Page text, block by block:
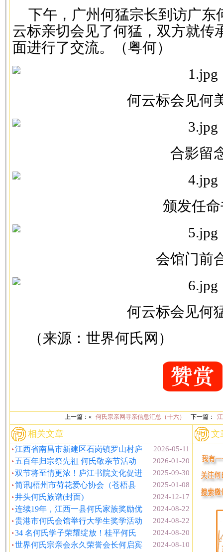
下午，广州何猛宗长到访广东
云标亲切会见了何猛，双方就传
面进行了交流。（粤何）
何云标会见何
合影留
颁发任
会馆门前
何云标会见何
​（来源：世界何氏网）
上一篇：« 何氏宗亲网寻亲信息汇总（十六） 下一篇：
相关文章
2026-05-11
江西省南昌市新建区石岗镇罗山村庐
2026-01-20
五百年归宗祭先祖 何氏敬亲节活动
2025-09-30
双节将至情更浓！庐江书院文化促进
2025-01-08
简讯|梧州市荷花爱心协会（苍梧县
2024-12-17
井头何氏族谱(封面)
2024-08-22
连续19年，江西一县何氏家族奖励优
2024-08-22
贵港市何氏会馆举行大学生奖学活动
2024-08-20
34 名何氏学子荣耀绽放！桂平何氏
2024-08-10
世界何氏宗亲会永久荣誉会长何启宾
文